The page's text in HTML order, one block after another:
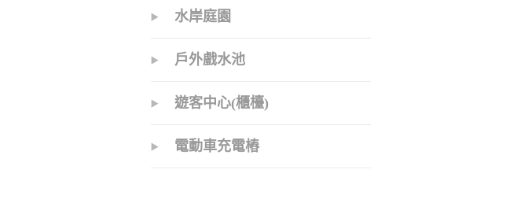
水岸庭園
戶外戲水池
遊客中心(櫃檯)
電動車充電樁